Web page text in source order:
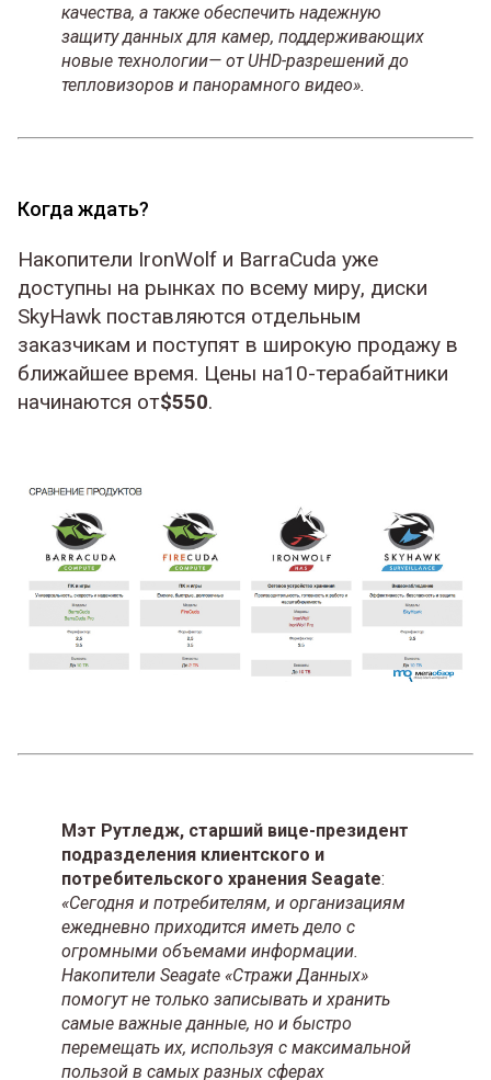
качества, а также обеспечить надежную
защиту данных для камер, поддерживающих
новые технологии— от UHD-разрешений до
тепловизоров и панорамного видео».
Когда ждать?
Накопители IronWolf и BarraCuda уже
доступны на рынках по всему миру, диски
SkyHawk поставляются отдельным
заказчикам и поступят в широкую продажу в
ближайшее время. Цены на10-терабайтники
начинаются от$550.
Мэт Рутледж, старший вице-президент
подразделения клиентского и
потребительского хранения Seagate:
«Сегодня и потребителям, и организациям
ежедневно приходится иметь дело с
огромными объемами информации.
Накопители Seagate «Стражи Данных»
помогут не только записывать и хранить
самые важные данные, но и быстро
перемещать их, используя с максимальной
пользой в самых разных сферах